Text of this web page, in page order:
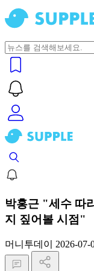
박홍근 "세수 따
지 짚어볼 시점"
머니투데이 2026-07-